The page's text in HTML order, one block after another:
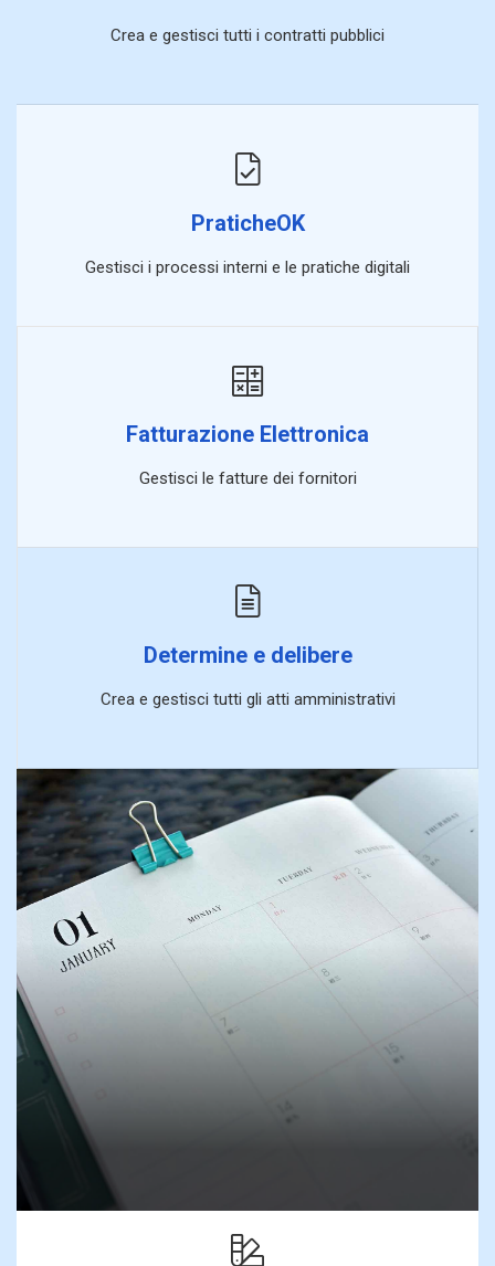
Crea e gestisci tutti i contratti pubblici
PraticheOK
Gestisci i processi interni e le pratiche digitali
Fatturazione Elettronica
Gestisci le fatture dei fornitori
Determine e delibere
Crea e gestisci tutti gli atti amministrativi